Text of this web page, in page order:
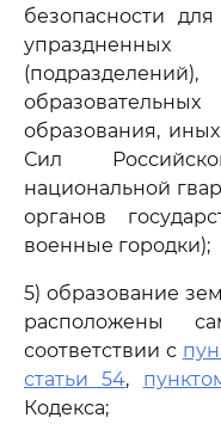
безопасности
образования,
Сил
национальной
органов
военные городки);
5) образование
расположены
соответствии с
статьи 54,
Кодекса;